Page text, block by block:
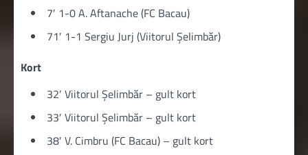
7′ 1-0 A. Aftanache (FC Bacau)
71′ 1-1 Sergiu Jurj (Viitorul Şelimbăr)
Kort
32′ Viitorul Şelimbăr – gult kort
33′ Viitorul Şelimbăr – gult kort
38′ V. Cimbru (FC Bacau) – gult kort